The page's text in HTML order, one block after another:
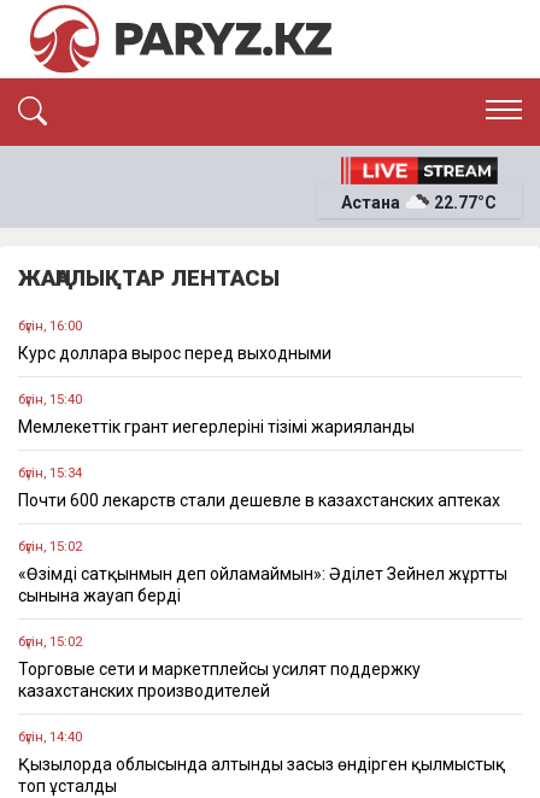
ЭКОНОМИКА
ОҚИҒА
Астана 22.77°C
ЖАҢАЛЫҚТАР ЛЕНТАСЫ
бүгін, 16:00
Курс доллара вырос перед выходными
бүгін, 15:40
Мемлекеттік грант иегерлерінің тізімі жарияланды
бүгін, 15:34
Почти 600 лекарств стали дешевле в казахстанских аптеках
бүгін, 15:02
«Өзімді сатқынмын деп ойламаймын»: Әділет Зейнел жұрттың
сынына жауап берді
бүгін, 15:02
Торговые сети и маркетплейсы усилят поддержку
казахстанских производителей
бүгін, 14:40
Қызылорда облысында алтынды заңсыз өндірген қылмыстық
топ ұсталды